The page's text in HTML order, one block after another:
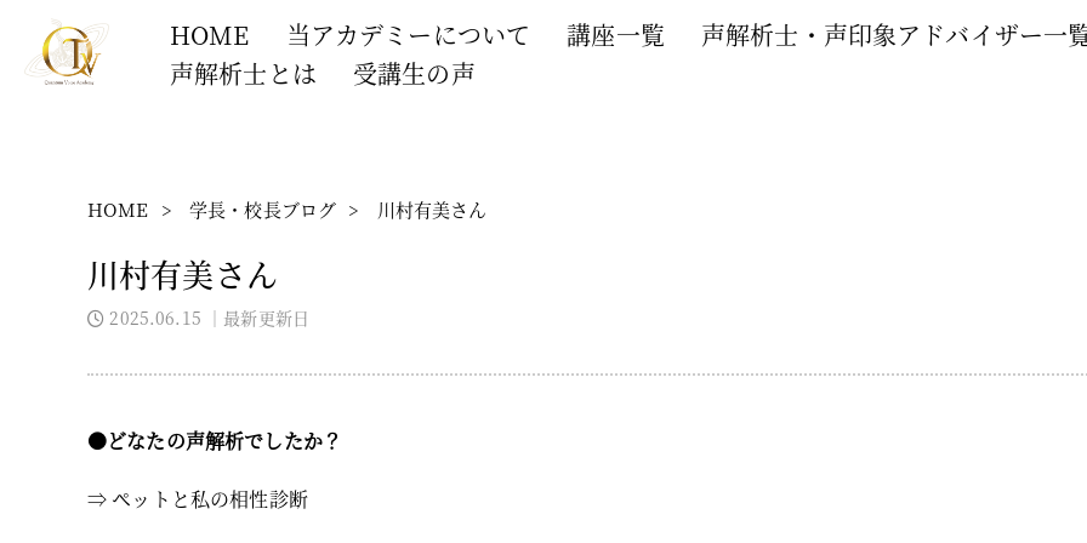
HOME 当アカデミーについて 講座一覧
声解析士・声印象アドバイザー一
声解析士とは
受講生の声
HOME > 学長・校長ブログ > 川村有美さん
川村有美さん
2025.06.15 ｜最新更新日
●どなたの声解析でしたか？
⇒ ペットと私の相性診断